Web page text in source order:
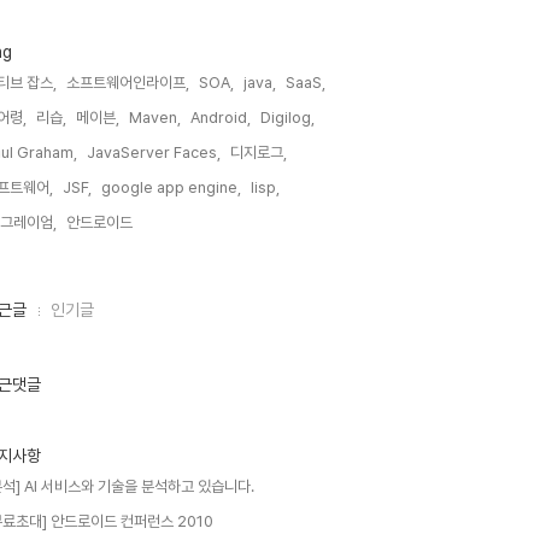
브 잡스, 소프트웨어인라이프, SOA, java,
SaaS,
령,
리습, 메이븐, Maven, Android,
Digilog,
Graham,
JavaServer Faces,
디지로그,
트웨어,
JSF, google app engine,
lisp,
레이엄,
안드로이드,
글 인기글
댓글
사항
] AI 서비스와 기술을 분석하고 있습니다.
료초대] 안드로이드 컨퍼런스 2010